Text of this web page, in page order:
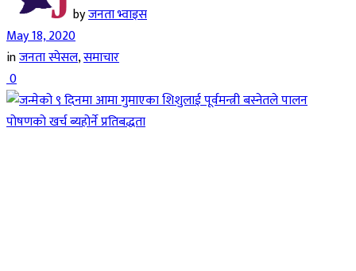
byजनता भ्वाइस
May 18, 2020
inजनता स्पेसल,समाचार
0